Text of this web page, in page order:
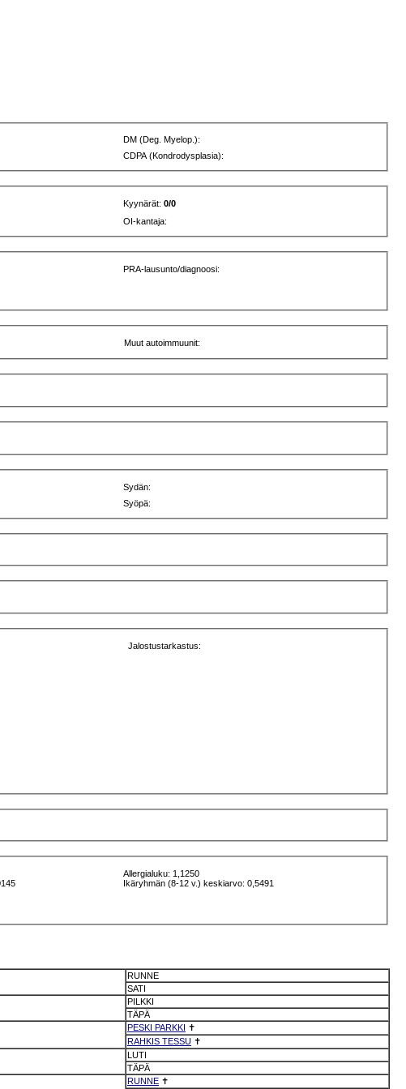
DM (Deg. Myelop.):
CDPA (Kondrodysplasia):
Kyynärät:0/0
OI-kantaja:
PRA-lausunto/diagnoosi:
Muut autoimmuunit:
Sydän:
Syöpä:
Jalostustarkastus:
Allergialuku: 1,1250
Ikäryhmän (8-12 v.) keskiarvo: 0,5491
RUNNE
SATI
PILKKI
TÄPÄ
PESKI PARKKI ✝
RAHKIS TESSU ✝
LUTI
TÄPÄ
RUNNE ✝